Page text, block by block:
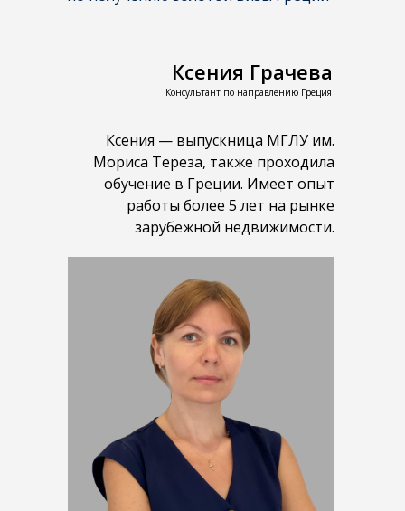
Ксения — выпускница МГЛУ им.
Мориса Тереза, также проходила
обучение в Греции. Имеет опыт
работы более 5 лет на рынке
зарубежной недвижимости.
Ксения Грачева
Консультант по направлению Греция